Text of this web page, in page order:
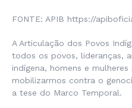
FONTE: APIB https://
A Articulação dos Povos
todos os povos, lideranças,
indígena, homens e
mobilizarmos contra o
a tese do Marco Temporal.